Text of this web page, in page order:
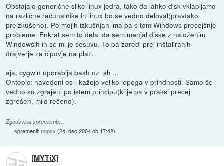
Obstajajo generične slike linux jedra, tako da lahko disk vklapljamo
na različne računalnike in linux bo še vedno deloval(pravtako
preizkušeno). Po mojih izkušnjah ima pa s tem Windows precejšnje
probleme. Enkrat sem to delal da sem menjal diske z naloženim
Windowsih in se mi je sesuvu. To pa zaredi prej inštaliranih
drajverje za čipovje na plati.
aja, cygwin uporablja bash oz. sh ...
Ontopic: navedeni os-i kažejo veliko lepega v prihdnosti. Samo še
vedno so zgrajeni po istem principu(ki je pa v praksi precej
zgrešen, milo rečeno).
Zgodovina sprememb…
spremenil:napsy (24. dec 2004 ob 17:42)
[MYTiX]